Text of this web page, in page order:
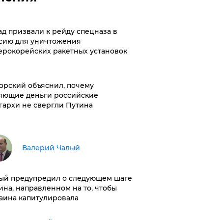
призвали к рейду спецназа в
для уничтожения
ракетных установок
объяснил, почему
деньги российские
не свергли Путина
Валерий Чалый
предупредил о следующем шаге
направленном на то, чтобы
капитулировала